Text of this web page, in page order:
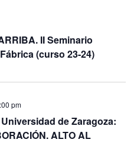
II Seminario
(curso 23-24)
pm
de Zaragoza:
ALTO AL